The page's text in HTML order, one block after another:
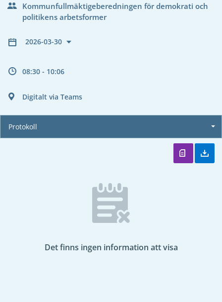
Kommunfullmäktigeberedningen för demokrati och
politikens arbetsformer
2026-03-30
08:30 - 10:06
Digitalt via Teams
Protokoll
Det finns ingen information att visa